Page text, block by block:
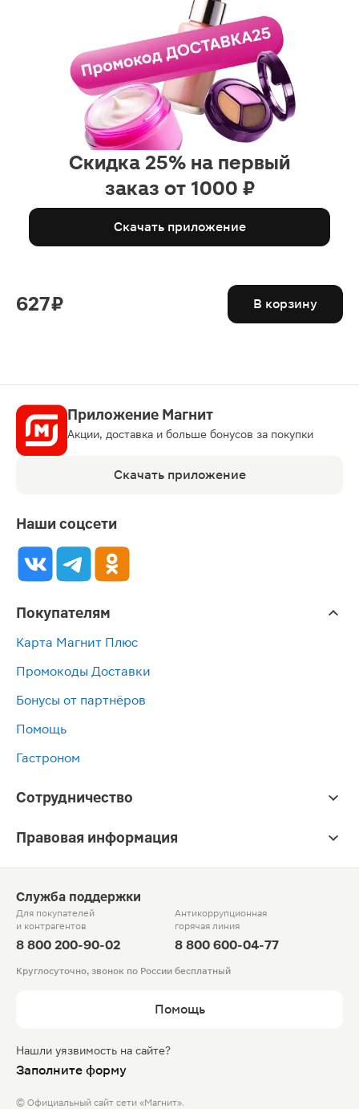
Скидка 25% на первый
заказ от 1000 ₽
Скачать приложение
627 ₽ В корзину
Приложение Магнит
Акции, доставка и больше бонусов за покупки
Скачать приложение
Наши соцсети
Покупателям
Карта Магнит Плюс
Промокоды Доставки
Бонусы от партнёров
Помощь
Гастроном
Сотрудничество
Правовая информация
Служба поддержки
Для покупателей
и контрагентов
8 800 200-90-02
Антикоррупционная
горячая линия
8 800 600-04-77
Круглосуточно, звонок по России бесплатный
Помощь
Нашли уязвимость на сайте?
Заполните форму
© Официальный сайт сети «Магнит».